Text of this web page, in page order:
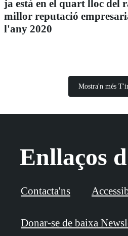
ja està en el quart lloc del
millor reputació
l'any 2020
Mostra'n més
Enllaços
Contacta'ns
Donar-se de baixa